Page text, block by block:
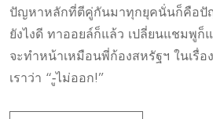
ปัญหาหลักที่ตีคู่กันมาทุกยุคนั่นก็คือปั
ยังไงดี ทาออยล์ก็แล้ว เปลี่ยนแชมพูก็
จะทำหน้าเหมือนพี่ก้องสหรัฐฯ ในเรื่
เราว่า “-ูไม่ออก!”